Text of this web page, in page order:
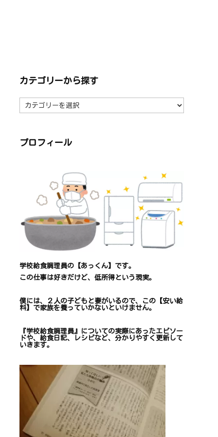
カテゴリーから探す
テ
ゴ
ら
探
プロフィール
学校給食調理員の【あっくん】です。
この仕事は好きだけど、 低所得という現実。
僕には、２人の子どもと妻がいるので、
この【安い給
料】で家族を養っていかないといけません。
『学校給食調理員』についての実際にあったエピソー
ドや、 給食日記、レシピなど、 分かりやすく更新して
いきます。